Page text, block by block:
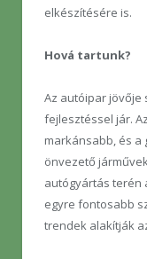
elkészítésére is.
Hová tartunk?
Az autóipar jövője
fejlesztéssel jár.
markánsabb, és
önvezető
autógyártás terén
egyre fontosabb
trendek alakítják